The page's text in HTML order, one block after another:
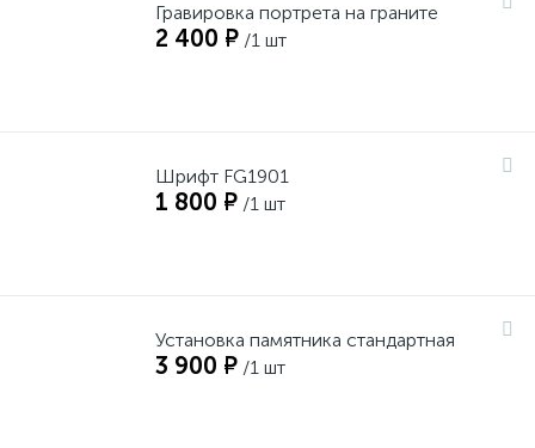
Гравировка портрета на граните
2 400 ₽ /1 шт
Шрифт FG1901
1 800 ₽ /1 шт
Установка памятника стандартная
3 900 ₽ /1 шт